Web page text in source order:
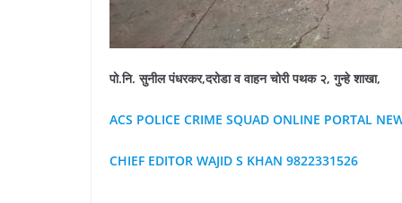
पो.नि. सुनील पंधरकर,दरोडा व वाहन चोरी पथक २, गुन्हे शाखा,
ACS POLICE CRIME SQUAD ONLINE PORTAL
CHIEF EDITOR WAJID S KHAN 9822331526